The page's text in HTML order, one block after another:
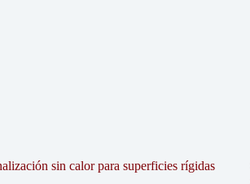
sin calor para superficies rígidas